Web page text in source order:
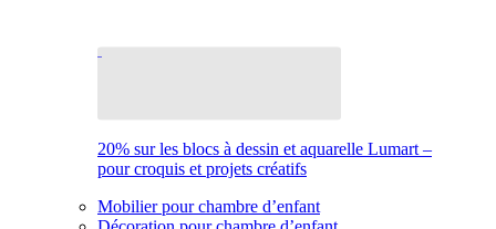
20% sur les blocs à dessin et aquarelle Lumart –
pour croquis et projets créatifs
Mobilier pour chambre d’enfant